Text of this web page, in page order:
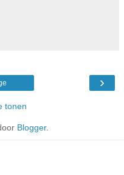
›
tonen
Blogger.